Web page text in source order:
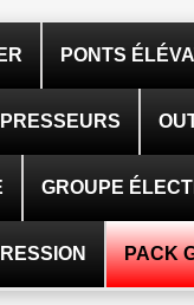
PONTS
GROUPE
PACK